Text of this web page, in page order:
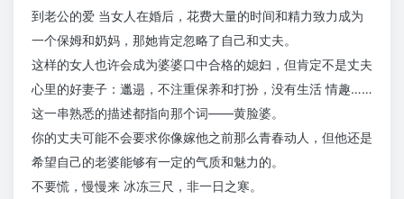
到老公的爱 当女人在婚后，花费大量的时间和精力致力成为
一个保姆和奶妈，那她肯定忽略了自己和丈夫。
这样的女人也许会成为婆婆口中合格的媳妇，但肯定不是丈夫
心里的好妻子：邋遢，不注重保养和打扮，没有生活 情趣……
这一串熟悉的描述都指向那个词——黄脸婆。
你的丈夫可能不会要求你像嫁他之前那么青春动人，但他还是
希望自己的老婆能够有一定的气质和魅力的。
不要慌，慢慢来 冰冻三尺，非一日之寒。